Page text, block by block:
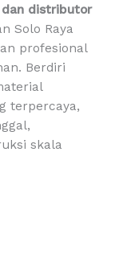
distributor
Solo Raya
profesional
Berdiri
terpercaya,
skala